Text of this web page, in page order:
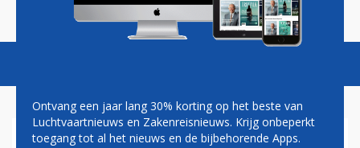
Magazine Podcasts Vacatures
Ontvang een jaar lang 30% korting op het beste van
Luchtvaartnieuws en Zakenreisnieuws. Krijg onbeperkt
toegang tot al het nieuws en de bijbehorende Apps.